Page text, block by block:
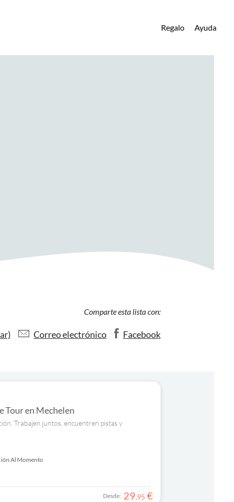
Regalo Ayuda
Comparte esta lista con:
Correo electrónico Facebook
Tour en Mechelen
Trabajen juntos, encuentren pistas y
Al Momento
Desde: 29,95 €